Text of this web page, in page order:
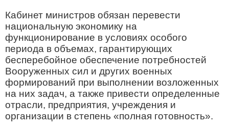
Кабинет министров обязан перевести
национальную экономику на
функционирование в условиях особого
периода в объемах, гарантирующих
бесперебойное обеспечение потребностей
Вооруженных сил и других военных
формирований при выполнении возложенных
на них задач, а также привести определенные
отрасли, предприятия, учреждения и
организации в степень «полная готовность».